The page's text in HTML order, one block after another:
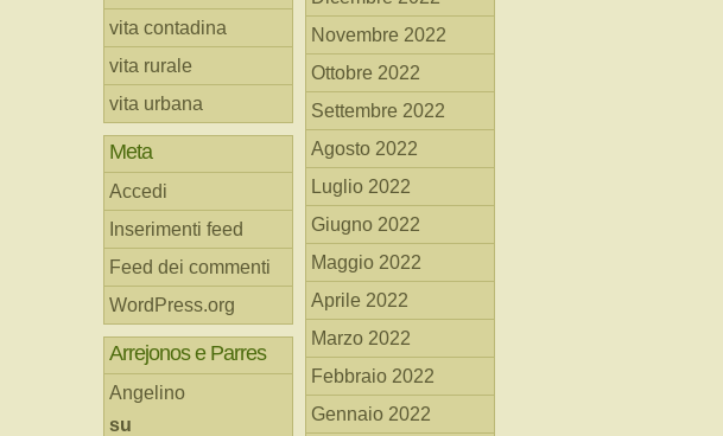
vita contadina
vita rurale
vita urbana
Meta
Accedi
Inserimenti feed
Feed dei commenti
WordPress.org
Arrejonos e Parres
Angelino
su
Novembre 2022
Ottobre 2022
Settembre 2022
Agosto 2022
Luglio 2022
Giugno 2022
Maggio 2022
Aprile 2022
Marzo 2022
Febbraio 2022
Gennaio 2022